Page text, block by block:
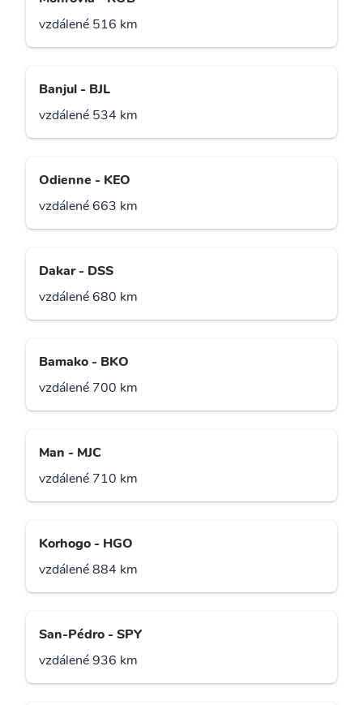
vzdálené 516 km
Banjul - BJL
vzdálené 534 km
Odienne - KEO
vzdálené 663 km
Dakar - DSS
vzdálené 680 km
Bamako - BKO
vzdálené 700 km
Man - MJC
vzdálené 710 km
Korhogo - HGO
vzdálené 884 km
San-Pédro - SPY
vzdálené 936 km